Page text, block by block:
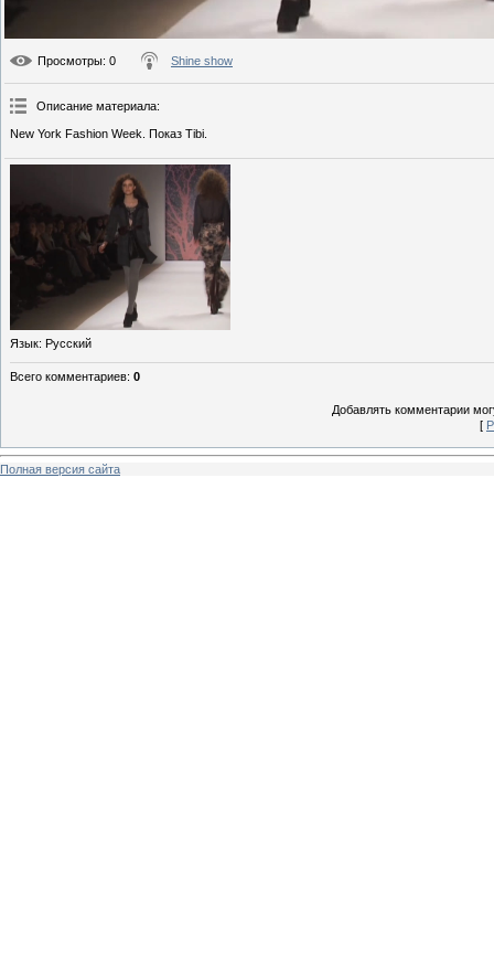
Просмотры: 0 Shine show
Описание материала:
New York Fashion Week. Показ Tibi.
Язык: Русский
Всего комментариев: 0
Добавлять комментарии
[
Полная версия сайта